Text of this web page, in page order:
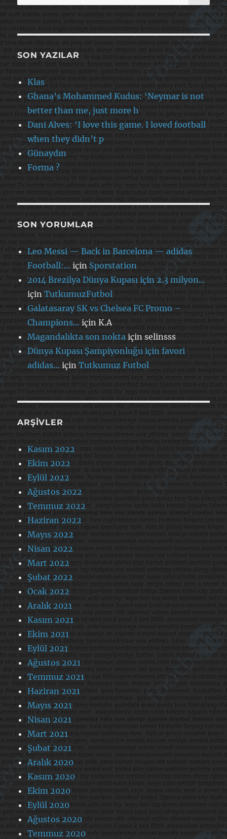
SON YAZILAR
Klas
Ghana’s Mohammed Kudus: ‘Neymar is not
better than me, just more h
Dani Alves: ‘I love this game. I loved football
when they didn’t p
Günaydın
Forma ?
SON YORUMLAR
Leo Messi — Back in Barcelona — adidas
Football:… içinSporstation
2014 Brezilya Dünya Kupası için 2.3 milyon…
içinTutkumuzFutbol
Galatasaray SK vs Chelsea FC Promo –
Champions… içinK.A
Magandalıkta son noktaiçinselinsss
Dünya Kupası Şampiyonluğu için favori
adidas…içinTutkumuz Futbol
ARŞIVLER
Kasım 2022
Ekim 2022
Eylül 2022
Ağustos 2022
Temmuz 2022
Haziran 2022
Mayıs 2022
Nisan 2022
Mart 2022
Şubat 2022
Ocak 2022
Aralık 2021
Kasım 2021
Ekim 2021
Eylül 2021
Ağustos 2021
Temmuz 2021
Haziran 2021
Mayıs 2021
Nisan 2021
Mart 2021
Şubat 2021
Aralık 2020
Kasım 2020
Ekim 2020
Eylül 2020
Ağustos 2020
Temmuz 2020